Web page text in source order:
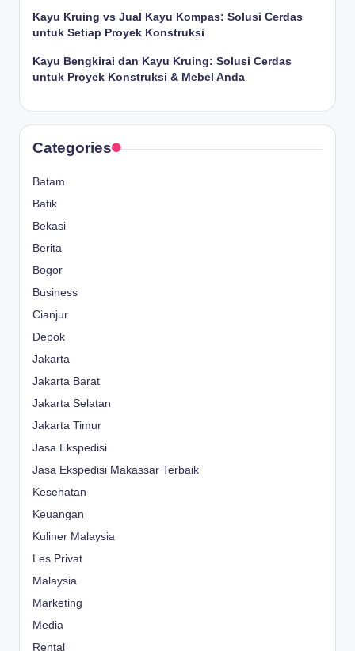
Kayu Kruing vs Jual Kayu Kompas: Solusi Cerdas
untuk Setiap Proyek Konstruksi
Kayu Bengkirai dan Kayu Kruing: Solusi Cerdas
untuk Proyek Konstruksi & Mebel Anda
Categories
Batam
Batik
Bekasi
Berita
Bogor
Business
Cianjur
Depok
Jakarta
Jakarta Barat
Jakarta Selatan
Jakarta Timur
Jasa Ekspedisi
Jasa Ekspedisi Makassar Terbaik
Kesehatan
Keuangan
Kuliner Malaysia
Les Privat
Malaysia
Marketing
Media
Rental